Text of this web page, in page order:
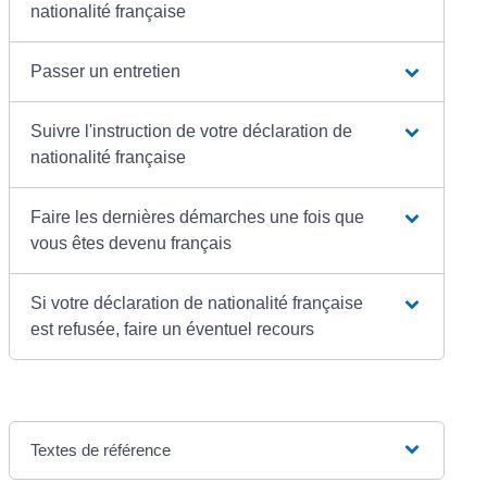
nationalité française
Passer un entretien
Suivre l'instruction de votre déclaration de
nationalité française
Faire les dernières démarches une fois que
vous êtes devenu français
Si votre déclaration de nationalité française
est refusée, faire un éventuel recours
Textes de référence